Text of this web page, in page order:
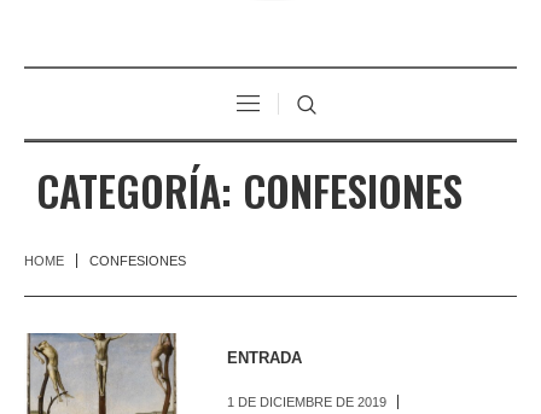
CATEGORÍA: CONFESIONES
HOME CONFESIONES
ENTRADA
1 DE DICIEMBRE DE 2019